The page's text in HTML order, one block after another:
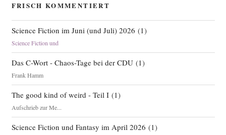
FRISCH KOMMENTIERT
Science Fiction im Juni (und Juli) 2026 (1)
Science Fiction und
Das C-Wort - Chaos-Tage bei der CDU(1)
Frank Hamm
The good kind of weird - Teil I(1)
Aufschrieb zur Me...
Science Fiction und Fantasy im April 2026 (1)